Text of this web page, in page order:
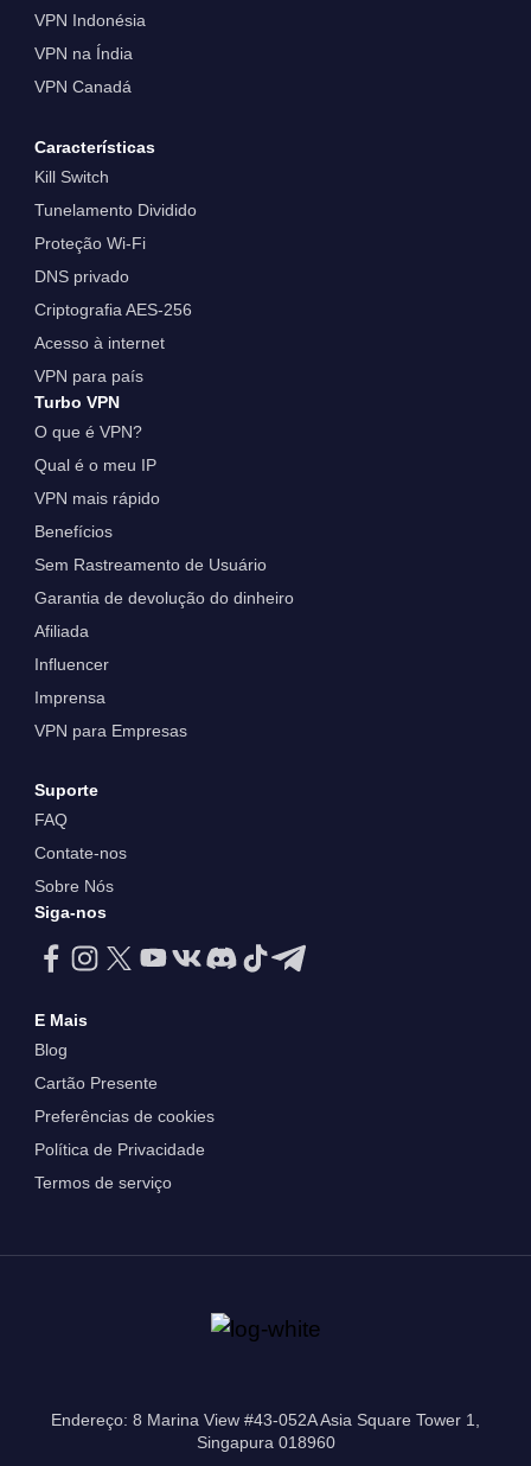
VPN Indonésia
VPN na Índia
VPN Canadá
Características
Kill Switch
Tunelamento Dividido
Proteção Wi-Fi
DNS privado
Criptografia AES-256
Acesso à internet
VPN para país
Turbo VPN
O que é VPN?
Qual é o meu IP
VPN mais rápido
Benefícios
Sem Rastreamento de Usuário
Garantia de devolução do dinheiro
Afiliada
Influencer
Imprensa
VPN para Empresas
Suporte
FAQ
Contate-nos
Sobre Nós
Siga-nos
E Mais
Blog
Cartão Presente
Preferências de cookies
Política de Privacidade
Termos de serviço
Endereço: 8 Marina View #43-052A Asia Square Tower 1,
Singapura 018960